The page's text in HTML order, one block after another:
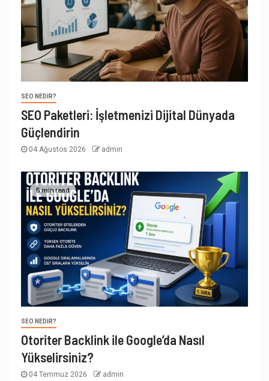
SEO NEDIR?
SEO Paketleri: İşletmenizi Dijital Dünyada
Güçlendirin
04 Ağustos 2026 admin
5 min read
SEO NEDIR?
Otoriter Backlink ile Google’da Nasıl
Yükselirsiniz?
04 Temmuz 2026 admin